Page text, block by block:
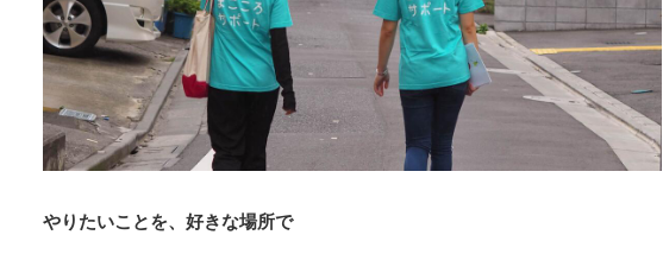
やりたいことを、好きな場所で